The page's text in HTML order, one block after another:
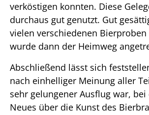
verköstigen konnten. Diese
durchaus gut genutzt. Gut
vielen verschiedenen Bierproben
wurde dann der Heimweg
Abschließend lässt sich
nach einhelliger Meinung aller
sehr gelungener Ausflug war, bei
Neues über die Kunst des